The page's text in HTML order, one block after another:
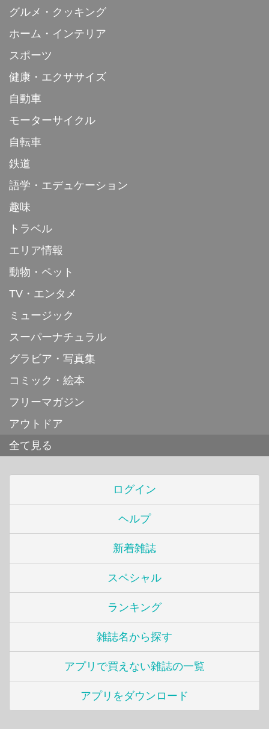
グルメ・クッキング
ホーム・インテリア
スポーツ
健康・エクササイズ
自動車
モーターサイクル
自転車
鉄道
語学・エデュケーション
趣味
トラベル
エリア情報
動物・ペット
TV・エンタメ
ミュージック
スーパーナチュラル
グラビア・写真集
コミック・絵本
フリーマガジン
アウトドア
全て見る
ログイン
ヘルプ
新着雑誌
スペシャル
ランキング
雑誌名から探す
アプリで買えない雑誌の一覧
アプリをダウンロード